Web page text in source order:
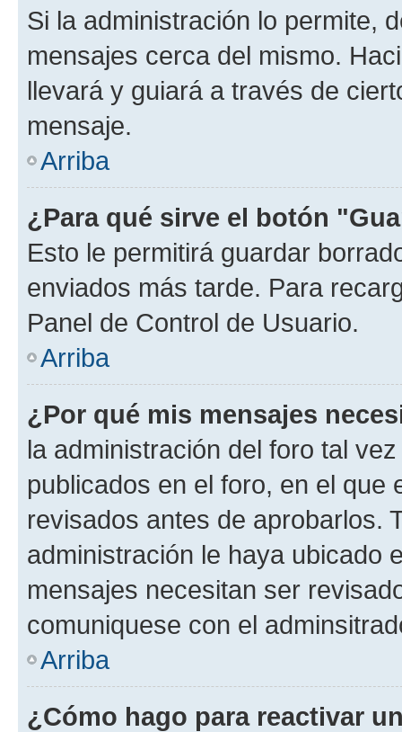
Si la administración lo permite,
mensajes cerca del mismo.
llevará y guiará a través de
mensaje.
Arriba
¿Para qué sirve el botón
Esto le permitirá guardar
enviados más tarde. Para
Panel de Control de Usuario.
Arriba
¿Por qué mis mensajes
la administración del foro tal
publicados en el foro, en el
revisados antes de aprobarlos.
administración le haya ubicado
mensajes necesitan ser
comuniquese con el
Arriba
¿Cómo hago para reactivar